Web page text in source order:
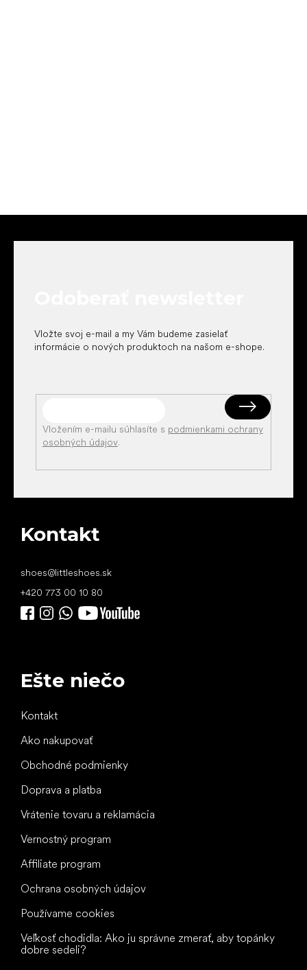
Vložte svoj e-mail a my Vám budeme zasielať
informácie o nových produktoch na našom e-shope.
Vložením e-mailu súhlasíte s podmienkami ochrany
osobných údajov.
Kontakt
shoes@littleshoes.sk
+420 773 00 10 80
Ešte niečo
Kontakt
Ako nakupovať
Obchodné podmienky
Doprava a platba
Vrátenie tovaru a reklamácia
Vernostný program
Affiliate program
Ochrana osobných údajov
Používame cookies
Veľkosť chodidla: Ako ju správne zmerať, aby topánky
dobre sedeli?